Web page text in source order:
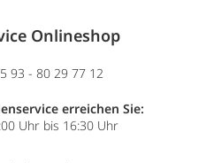
Onlineshop
93 - 80 29 77 12
erreichen Sie:
Uhr bis 16:30 Uhr